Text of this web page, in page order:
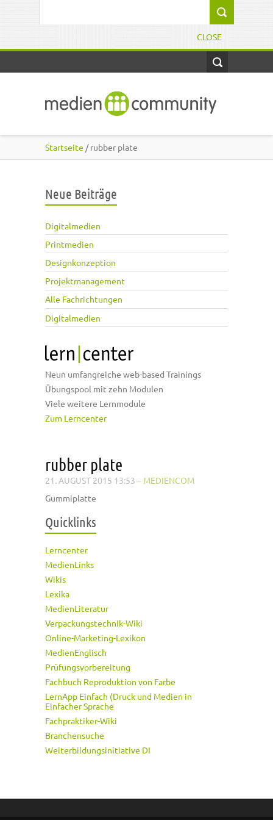
CLOSE
Startseite / rubber plate
Neue Beiträge
Digitalmedien
Printmedien
Designkonzeption
Projektmanagement
Alle Fachrichtungen
Digitalmedien
Neun umfangreiche web-based Trainings
Übungspool mit zehn Modulen
Viele weitere Lernmodule
Zum Lerncenter
rubber plate
21. AUGUST 2015 13:53 – MEDIENCOM
Gummiplatte
Quicklinks
Lerncenter
MedienLinks
Wikis
Lexika
MedienLiteratur
Verpackungstechnik-Wiki
Online-Marketing-Lexikon
MedienEnglisch
Prüfungsvorbereitung
Fachbuch Reproduktion von Farbe
LernApp Einfach (Druck und Medien in
Einfacher Sprache
Fachpraktiker-Wiki
Branchensuche
Weiterbildungsinitiative DI